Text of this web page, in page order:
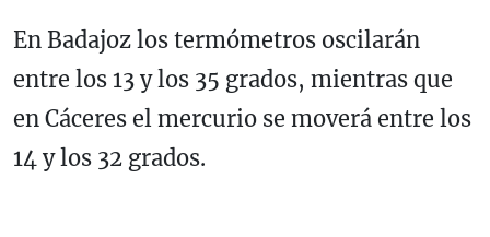
En Badajoz los termómetros oscilarán
entre los 13 y los 35 grados, mientras que
en Cáceres el mercurio se moverá entre los
14 y los 32 grados.